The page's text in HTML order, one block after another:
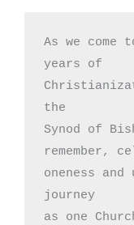
As we
years of
the
Synod of
remember,
oneness
journey
as one